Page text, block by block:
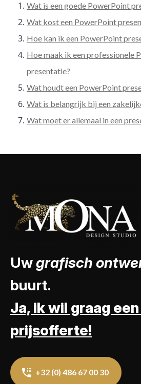
Wat is een goede PowerPoint
Wat kost een PowerPoint
Hoe kan ik een PowerPoint
Hoe maak ik een professionele
presentatie?
Wat houdt een PowerPoint
Wat is belangrijk bij een
Wat moet er allemaal in een
Uwgrafisch
buurt.
Ja, ik wil graag
prijsofferte!
+32 (0) 486 67 00 30